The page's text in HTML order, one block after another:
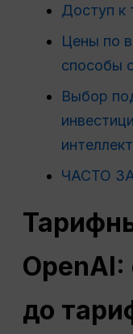
Доступ к
Цены по
способы
Выбор
ЧАСТО
OpenAI:
до